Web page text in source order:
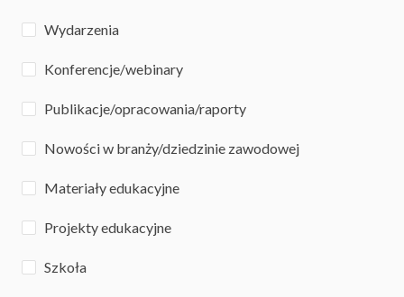
Wydarzenia
Konferencje/webinary
Publikacje/opracowania/raporty
Nowości w branży/dziedzinie zawodowej
Materiały edukacyjne
Projekty edukacyjne
Szkoła